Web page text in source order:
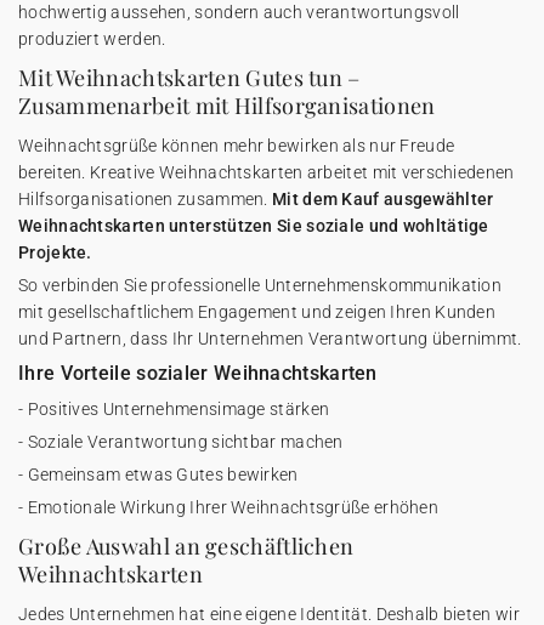
hochwertig aussehen, sondern auch verantwortungsvoll
produziert werden.
Mit Weihnachtskarten Gutes tun –
Zusammenarbeit mit Hilfsorganisationen
Weihnachtsgrüße können mehr bewirken als nur Freude
bereiten. Kreative Weihnachtskarten arbeitet mit verschiedenen
Hilfsorganisationen zusammen. Mit dem Kauf ausgewählter
Weihnachtskarten unterstützen Sie soziale und wohltätige
Projekte.
So verbinden Sie professionelle Unternehmenskommunikation
mit gesellschaftlichem Engagement und zeigen Ihren Kunden
und Partnern, dass Ihr Unternehmen Verantwortung übernimmt.
Ihre Vorteile sozialer Weihnachtskarten
- Positives Unternehmensimage stärken
- Soziale Verantwortung sichtbar machen
- Gemeinsam etwas Gutes bewirken
- Emotionale Wirkung Ihrer Weihnachtsgrüße erhöhen
Große Auswahl an geschäftlichen
Weihnachtskarten
Jedes Unternehmen hat eine eigene Identität. Deshalb bieten wir